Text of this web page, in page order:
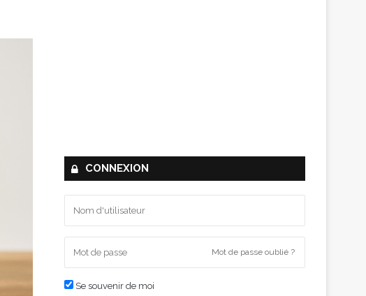
CONNEXION
Mot de passe oublié ?
Se souvenir de moi